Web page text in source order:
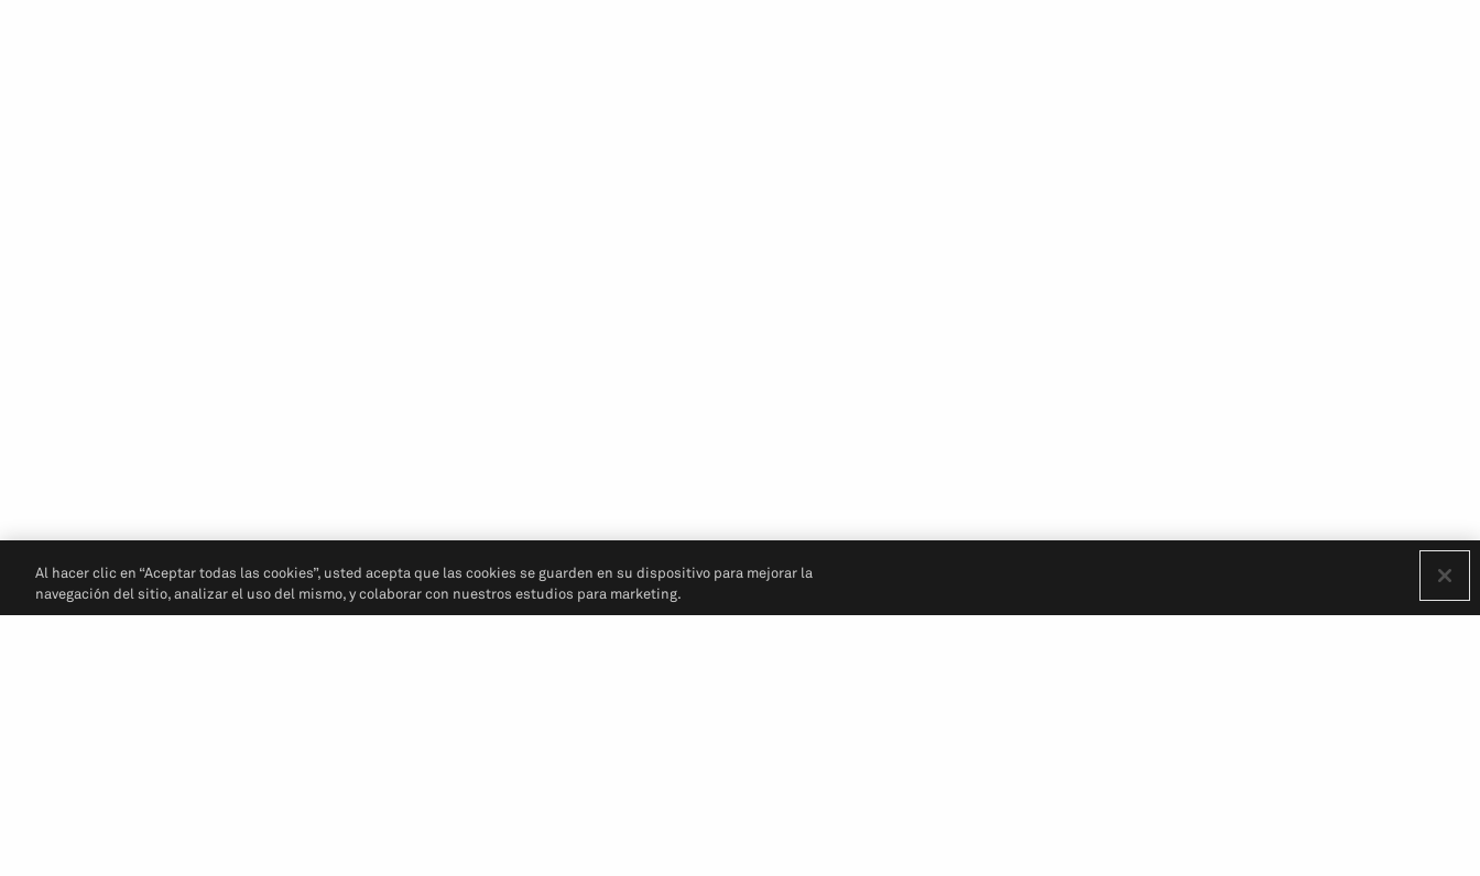
Al hacer clic en “Aceptar todas las cookies”, usted acepta que las cookies se guarden en su dispositivo para mejorar la
navegación del sitio, analizar el uso del mismo, y colaborar con nuestros estudios para marketing.